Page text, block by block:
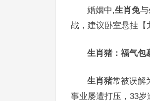
婚姻中,生肖兔与
战，建议卧室悬挂【
生肖猪：福气包
生肖猪常被误解
事业屡遭打压，33岁